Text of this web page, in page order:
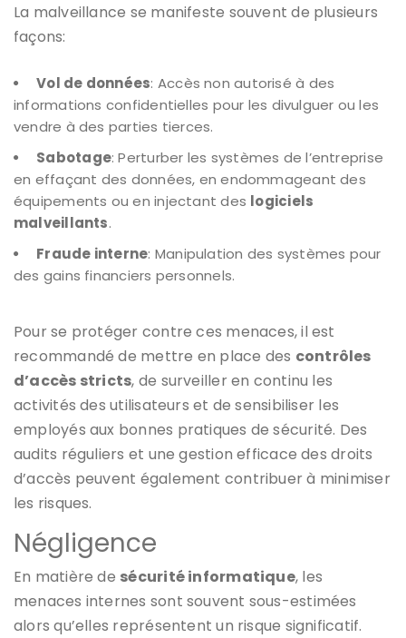
La malveillance se manifeste souvent de plusieurs
façons:
Vol de données: Accès non autorisé à des
informations confidentielles pour les divulguer ou les
vendre à des parties tierces.
Sabotage: Perturber les systèmes de l’entreprise
en effaçant des données, en endommageant des
équipements ou en injectant des logiciels
malveillants.
Fraude interne: Manipulation des systèmes pour
des gains financiers personnels.
Pour se protéger contre ces menaces, il est
recommandé de mettre en place des contrôles
d’accès stricts, de surveiller en continu les
activités des utilisateurs et de sensibiliser les
employés aux bonnes pratiques de sécurité. Des
audits réguliers et une gestion efficace des droits
d’accès peuvent également contribuer à minimiser
les risques.
Négligence
En matière de sécurité informatique, les
menaces internes sont souvent sous-estimées
alors qu’elles représentent un risque significatif.